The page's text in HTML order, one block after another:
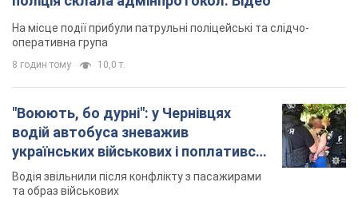
На місце події прибули патрульні поліцейські та слідчо-
оперативна група
8 годин тому 10,0 т.
"Воюють, бо дурні": у Чернівцях
водій автобуса зневажив
українських військових і поплатився.
Відео
Водія звільнили після конфлікту з пасажирами
та образ військових